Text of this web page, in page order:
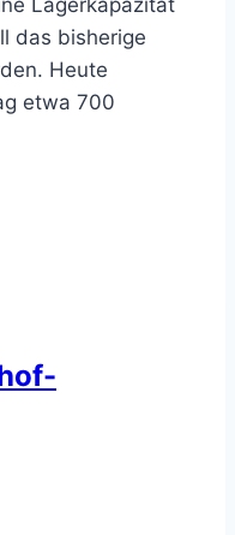
Lagerkapazität
das bisherige
Heute
etwa 700